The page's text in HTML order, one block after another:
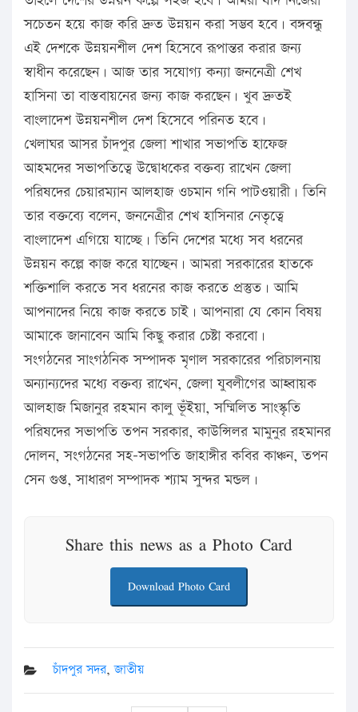
সচেতন হয়ে কাজ করি দ্রুত উন্নয়ন করা সম্ভব হবে। বঙ্গবন্ধু
এই দেশকে উন্নয়নশীল দেশ হিসেবে রূপান্তর করার জন্য
স্বাধীন করেছেন। আজ তার সযোগ্য কন্যা জননেত্রী শেখ
হাসিনা তা বাস্তবায়নের জন্য কাজ করছেন। খুব দ্রুতই
বাংলাদেশ উন্নয়নশীল দেশ হিসেবে পরিনত হবে।
খেলাঘর আসর চাঁদপুর জেলা শাখার সভাপতি হাফেজ
আহমদের সভাপতিত্বে উদ্বোধকের বক্তব্য রাখেন জেলা
পরিষদের চেয়ারম্যান আলহাজ ওচমান গনি পাটওয়ারী। তিনি
তার বক্তব্যে বলেন, জননেত্রীর শেখ হাসিনার নেতৃত্বে
বাংলাদেশ এগিয়ে যাচ্ছে। তিনি দেশের মধ্যে সব ধরনের
উন্নয়ন কল্পে কাজ করে যাচ্ছেন। আমরা সরকারের হাতকে
শক্তিশালি করতে সব ধরনের কাজ করতে প্রস্তুত। আমি
আপনাদের নিয়ে কাজ করতে চাই। আপনারা যে কোন বিষয়
আমাকে জানাবেন আমি কিছু করার চেষ্টা করবো।
সংগঠনের সাংগঠনিক সম্পাদক মৃণাল সরকারের পরিচালনায়
অন্যান্যদের মধ্যে বক্তব্য রাখেন, জেলা যুবলীগের আহ্বায়ক
আলহাজ মিজানুর রহমান কালু ভূঁইয়া, সম্মিলিত সাংস্কৃতি
পরিষদের সভাপতি তপন সরকার, কাউন্সিলর মামুনুর রহমানর
দোলন, সংগঠনের সহ-সভাপতি জাহাঙ্গীর কবির কাঞ্চন, তপন
সেন গুপ্ত, সাধারণ সম্পাদক শ্যাম সুন্দর মন্ডল।
Share this news as a Photo Card
Download Photo Card
চাঁদপুর সদর,জাতীয়